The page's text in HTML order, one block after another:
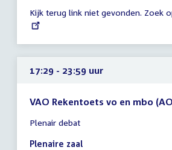
23:59
uur
Kijk terug link niet gevonden. Zoek
17:29 - 23:59 uur
VAO Rekentoets vo en mbo
vergadering
17:29
Plenair debat
Plenaire zaal